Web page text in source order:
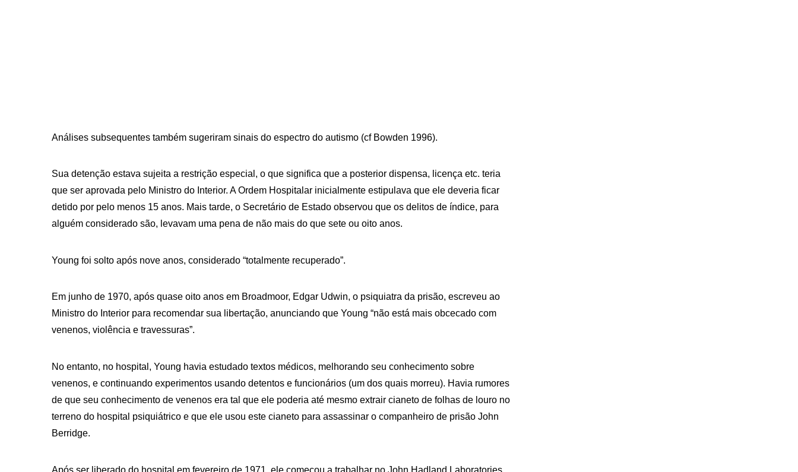
Análises subsequentes também sugeriram sinais do espectro do autismo (cf Bowden 1996).
Sua detenção estava sujeita a restrição especial, o que significa que a posterior dispensa, licença etc. teria
que ser aprovada pelo Ministro do Interior. A Ordem Hospitalar inicialmente estipulava que ele deveria ficar
detido por pelo menos 15 anos. Mais tarde, o Secretário de Estado observou que os delitos de índice, para
alguém considerado são, levavam uma pena de não mais do que sete ou oito anos.
Young foi solto após nove anos, considerado “totalmente recuperado”.
Em junho de 1970, após quase oito anos em Broadmoor, Edgar Udwin, o psiquiatra da prisão, escreveu ao
Ministro do Interior para recomendar sua libertação, anunciando que Young “não está mais obcecado com
venenos, violência e travessuras”.
No entanto, no hospital, Young havia estudado textos médicos, melhorando seu conhecimento sobre
venenos, e continuando experimentos usando detentos e funcionários (um dos quais morreu). Havia rumores
de que seu conhecimento de venenos era tal que ele poderia até mesmo extrair cianeto de folhas de louro no
terreno do hospital psiquiátrico e que ele usou este cianeto para assassinar o companheiro de prisão John
Berridge.
Após ser liberado do hospital em fevereiro de 1971, ele começou a trabalhar no John Hadland Laboratories